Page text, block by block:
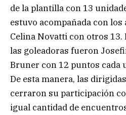
de la plantilla con 13
estuvo acompañada con
Celina Novatti con otros 13.
las goleadoras fueron
Bruner con 12 puntos cada
De esta manera, las
cerraron su participación
igual cantidad de